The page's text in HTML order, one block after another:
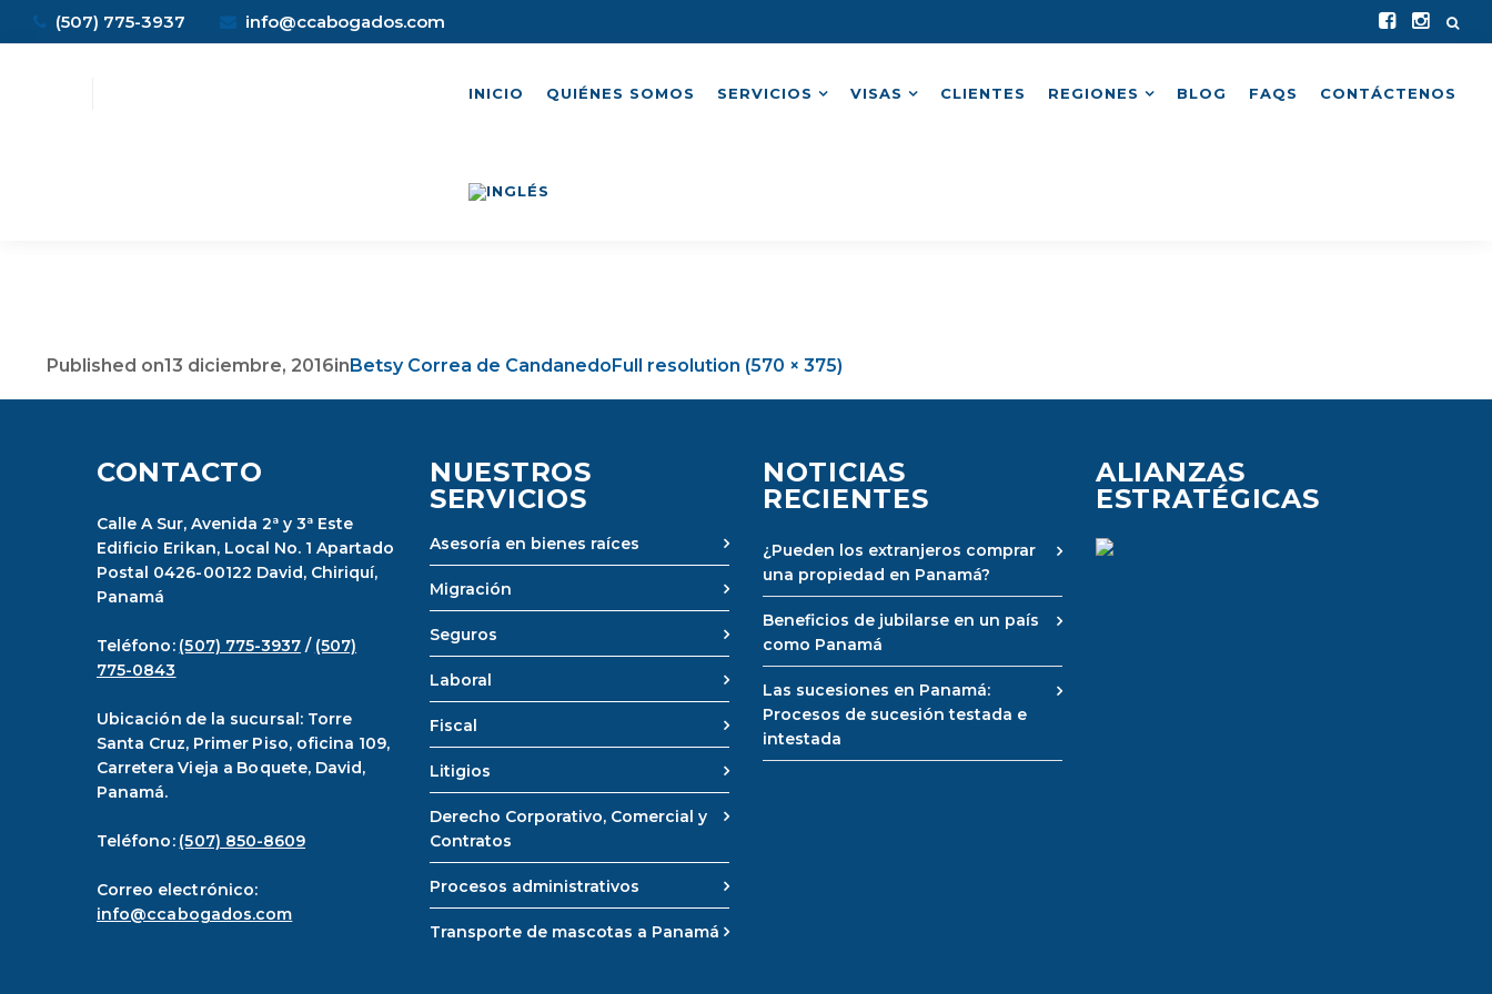
(507) 775-3937 info@ccabogados.com
INICIO QUIÉNES SOMOS SERVICIOS VISAS CLIENTES REGIONES BLOG FAQS CONTÁCTENOS
Published on13 diciembre, 2016inBetsy Correa de CandanedoFull resolution (570 × 375)
CONTACTO
Calle A Sur, Avenida 2ª y 3ª Este
Edificio Erikan, Local No. 1 Apartado
Postal 0426-00122 David, Chiriquí,
Panamá
Teléfono: (507) 775-3937 / (507)
775-0843
Ubicación de la sucursal: Torre
Santa Cruz, Primer Piso, oficina 109,
Carretera Vieja a Boquete, David,
Panamá.
Teléfono: (507) 850-8609
Correo electrónico:
info@ccabogados.com
NUESTROS
SERVICIOS
Asesoría en bienes raíces
Migración
Seguros
Laboral
Fiscal
Litigios
Derecho Corporativo, Comercial y
Contratos
Procesos administrativos
Transporte de mascotas a Panamá
NOTICIAS
RECIENTES
¿Pueden los extranjeros comprar
una propiedad en Panamá?
Beneficios de jubilarse en un país
como Panamá
Las sucesiones en Panamá:
Procesos de sucesión testada e
intestada
ALIANZAS
ESTRATÉGICAS